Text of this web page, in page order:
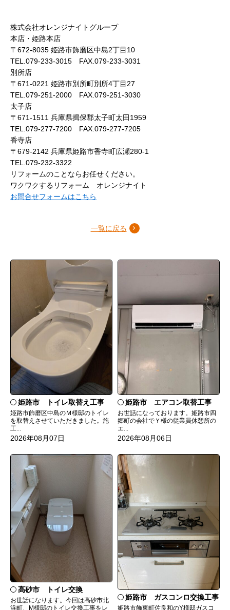
株式会社オレンジナイトグループ
本店・姫路本店
〒672-8035 姫路市飾磨区中島2丁目10
TEL.079-233-3015 FAX.079-233-3031
別所店
〒671-0221 姫路市別所町別所4丁目27
TEL.079-251-2000 FAX.079-251-3030
太子店
〒671-1511 兵庫県揖保郡太子町太田1959
TEL.079-277-7200 FAX.079-277-7205
香寺店
〒679-2142 兵庫県姫路市香寺町広瀬280-1
TEL.079-232-3322
リフォームのことならお任せください。
ワクワクするリフォーム オレンジナイト
お問合せフォームはこちら
一覧に戻る
姫路市 トイレ取替え工事
姫路市飾磨区中島のＭ様邸のトイレ
を取替えさせていただきました。施
工...
2026年08月07日
姫路市 エアコン取替工事
お世話になっております。姫路市四
郷町の会社でＹ様の従業員休憩所の
エ...
2026年08月06日
高砂市 トイレ交換
お世話になります。今回は高砂市北
浜町、M様邸のトイレ交換工事をレ
姫路市 ガスコンロ交換工事
姫路市飾東町佐良和のY様邸ガスコ